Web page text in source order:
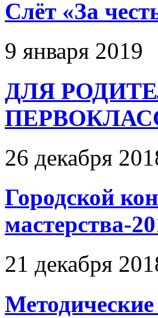
Слёт «За
9 января 2019
ДЛЯ
26 декабря
Городской
мастерства-
21 декабря